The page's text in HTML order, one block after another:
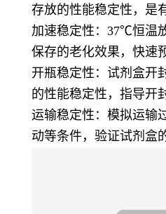
存放的性能稳定性，是
加速稳定性：37℃恒温
保存的老化效果，快速
开瓶稳定性：试剂盒开
的性能稳定性，指导开
运输稳定性：模拟运输
动等条件，验证试剂盒